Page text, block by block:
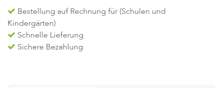
Bestellung auf Rechnung für (Schulen und
Kindergärten)
Schnelle Lieferung
Sichere Bezahlung